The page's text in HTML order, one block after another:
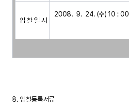
입 찰 일 시
2008.  9.  24. (수) 10 : 00
8. 입찰등록서류